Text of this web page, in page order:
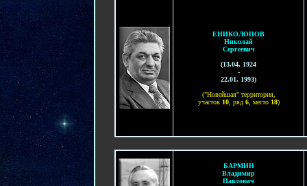
ЕНИКОЛОПОВ
Николай
Сергеевич
(13.04. 1924
-
22.01. 1993)
("Новейшая" территория,
участок 10, ряд 6, место 18)
БАРМИН
Владимир
Павлович